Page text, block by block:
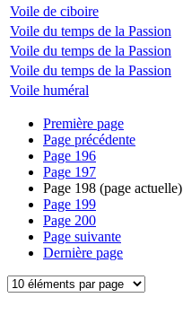
Voile de ciboire
Voile du temps de la Passion
Voile du temps de la Passion
Voile du temps de la Passion
Voile huméral
Première page
Page précédente
Page 196
Page 197
Page 198 (page actuelle)
Page 199
Page 200
Page suivante
Dernière page